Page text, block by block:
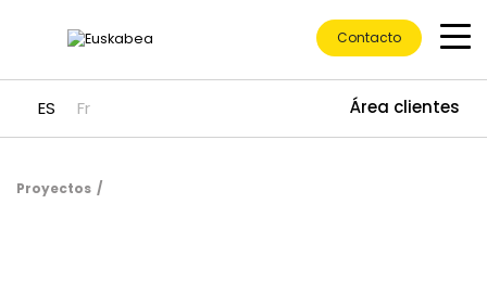
Ir directamente al contenido
ES Fr Área clientes
Contacto
Proyectos